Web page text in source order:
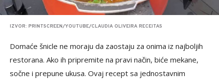
IZVOR: PRINTSCREEN/YOUTUBE/CLAUDIA OLIVEIRA RECEITAS
Domaće šnicle ne moraju da zaostaju za onima iz najboljih
restorana. Ako ih pripremite na pravi način, biće mekane,
sočne i prepune ukusa. Ovaj recept sa jednostavnim